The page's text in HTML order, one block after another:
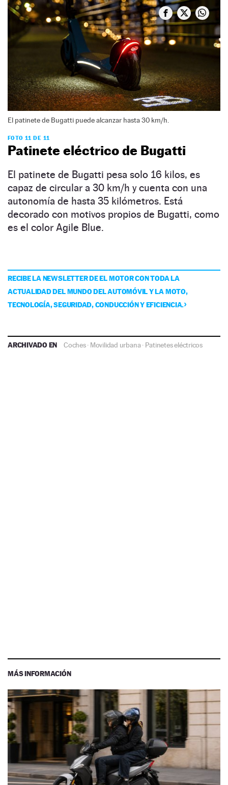
El patinete de Bugatti puede alcanzar hasta 30 km/h.
FOTO 11 DE 11
Patinete eléctrico de Bugatti
El patinete de Bugatti pesa solo 16 kilos, es
capaz de circular a 30 km/h y cuenta con una
autonomía de hasta 35 kilómetros. Está
decorado con motivos propios de Bugatti, como
es el color Agile Blue.
RECIBE LA NEWSLETTER DE EL MOTOR CON TODA LA
ACTUALIDAD DEL MUNDO DEL AUTOMÓVIL Y LA MOTO,
TECNOLOGÍA, SEGURIDAD, CONDUCCIÓN Y EFICIENCIA.
ARCHIVADO EN Coches· Movilidad urbana· Patinetes eléctricos
MÁS INFORMACIÓN